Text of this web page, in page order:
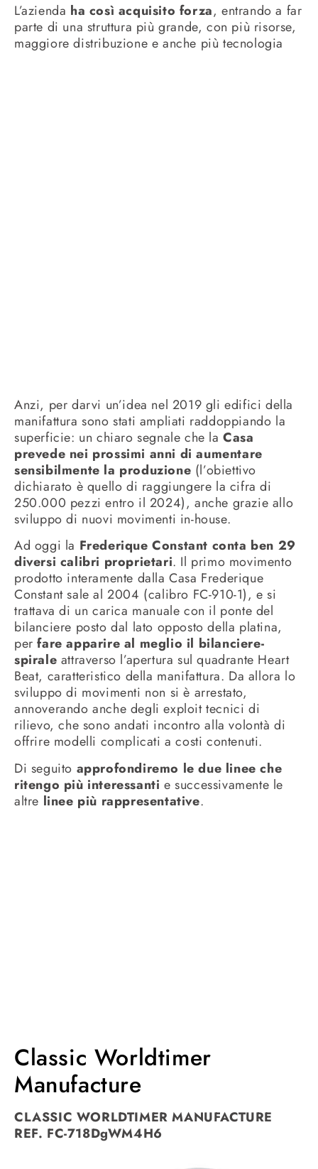
L’azienda ha così acquisito forza, entrando a far
parte di una struttura più grande, con più risorse,
maggiore distribuzione e anche più tecnologia
Anzi, per darvi un’idea nel 2019 gli edifici della
manifattura sono stati ampliati raddoppiando la
superficie: un chiaro segnale che laCasa
prevede nei prossimi anni di aumentare
sensibilmente la produzione (l’obiettivo
dichiarato è quello di raggiungere la cifra di
250.000 pezzi entro il 2024), anche grazie allo
sviluppo di nuovi movimenti in-house.
Ad oggi la Frederique Constant conta ben 29
diversi calibri proprietari. Il primo movimento
prodotto interamente dalla Casa Frederique
Constant sale al 2004 (calibro FC-910-1), e si
trattava di un carica manuale con il ponte del
bilanciere posto dal lato opposto della platina,
per fare apparire al meglio il bilanciere-
spirale attraverso l’apertura sul quadrante Heart
Beat, caratteristico della manifattura. Da allora lo
sviluppo di movimenti non si è arrestato,
annoverando anche degli exploit tecnici di
rilievo, che sono andati incontro alla volontà di
offrire modelli complicati a costi contenuti.
Di seguito approfondiremo le due linee che
ritengo più interessanti e successivamente le
altre linee più rappresentative.
Classic Worldtimer
Manufacture
CLASSIC WORLDTIMER MANUFACTURE
REF. FC-718DgWM4H6